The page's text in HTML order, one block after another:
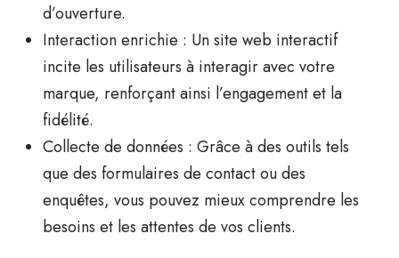
d’ouverture.
Interaction enrichie : Un site web interactif
incite les utilisateurs à interagir avec votre
marque, renforçant ainsi l’engagement et la
fidélité.
Collecte de données : Grâce à des outils tels
que des formulaires de contact ou des
enquêtes, vous pouvez mieux comprendre les
besoins et les attentes de vos clients.